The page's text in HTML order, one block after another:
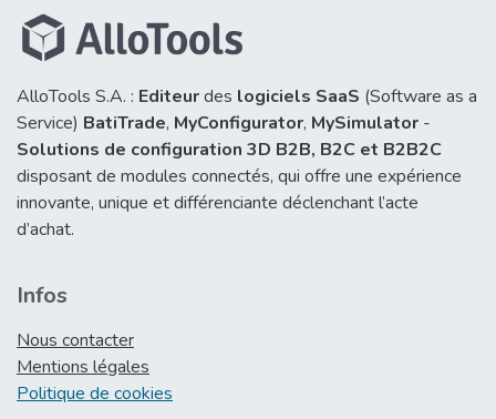
AlloTools S.A. : Editeurdes logiciels SaaS (Software as a
Service) BatiTrade, MyConfigurator, MySimulator -
Solutions de configuration 3D B2B, B2C et B2B2C
disposant de modules connectés, qui offre une expérience
innovante, unique et différenciante déclenchant l’acte
d’achat.
Infos
Nous contacter
Mentions légales
Politique de cookies